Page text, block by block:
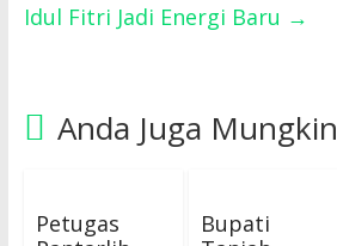
Idul Fitri Jadi Energi Baru →
Anda Juga
Petugas
Bupati